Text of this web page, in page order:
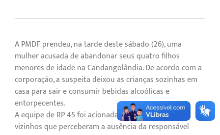
A PMDF prendeu, na tarde deste sábado (26), uma
mulher acusada de abandonar seus quatro filhos
menores de idade na Candangolândia. De acordo com a
corporação, a suspeita deixou as crianças sozinhas em
casa para sair e consumir bebidas alcoólicas e
entorpecentes.
A equipe de RP 45 foi acionada após denúncia de
vizinhos que perceberam a ausência da responsável